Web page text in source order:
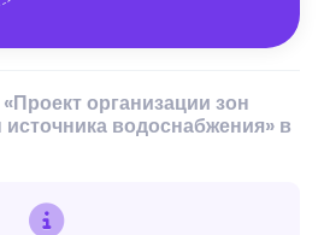
организации зон
водоснабжения» в